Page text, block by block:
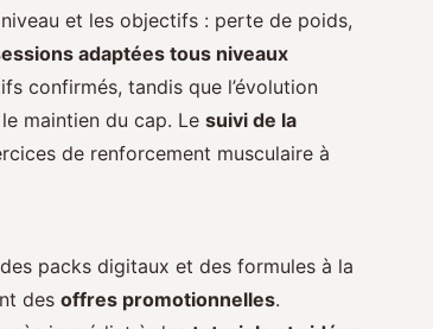
et les objectifs : perte de poids,
adaptées tous niveaux
confirmés, tandis que l’évolution
maintien du cap. Le suivi de la
de renforcement musculaire à
packs digitaux et des formules à la
des offres promotionnelles.